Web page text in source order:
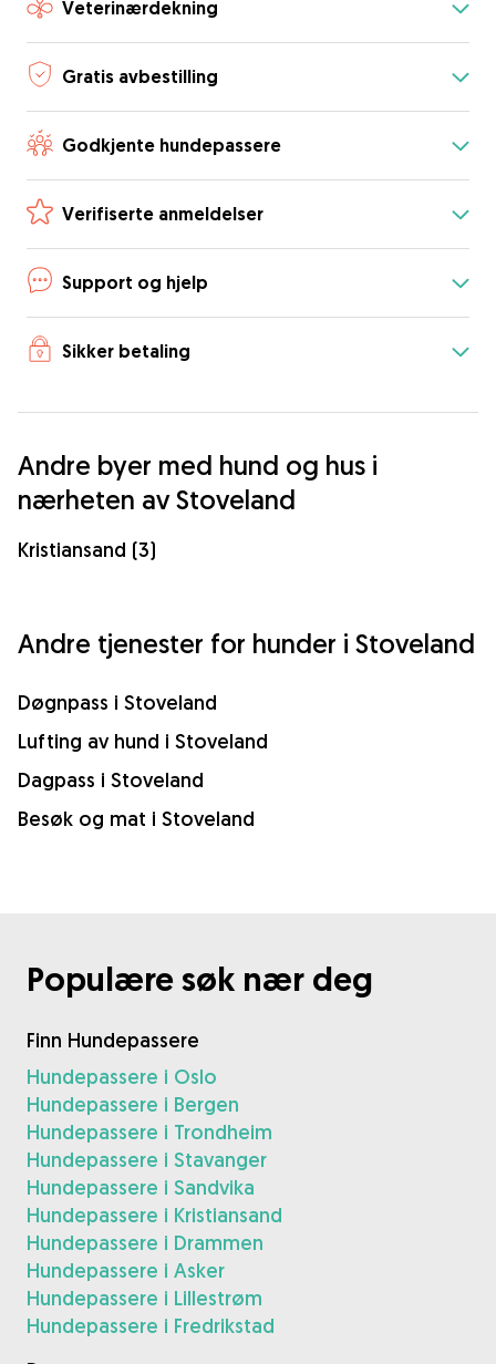
Veterinærdekning
Gratis avbestilling
Godkjente hundepassere
Verifiserte anmeldelser
Support og hjelp
Sikker betaling
Andre byer med hund og hus i
nærheten av Stoveland
Kristiansand (3)
Andre tjenester for hunder i Stoveland
Døgnpass i Stoveland
Lufting av hund i Stoveland
Dagpass i Stoveland
Besøk og mat i Stoveland
Populære søk nær deg
Finn Hundepassere
Hundepassere i Oslo
Hundepassere i Bergen
Hundepassere i Trondheim
Hundepassere i Stavanger
Hundepassere i Sandvika
Hundepassere i Kristiansand
Hundepassere i Drammen
Hundepassere i Asker
Hundepassere i Lillestrøm
Hundepassere i Fredrikstad